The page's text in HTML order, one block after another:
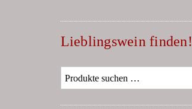
Lieblingswein finden!